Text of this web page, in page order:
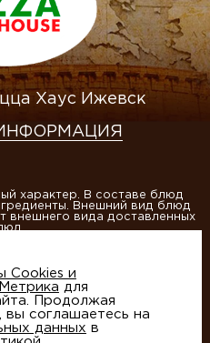
Хаус Ижевск
характер. В составе блюд
Внешний вид блюд
внешнего вида доставленных
и Google
Условия использования
Cookies и
для
Продолжая
вы соглашаетесь на
данных в